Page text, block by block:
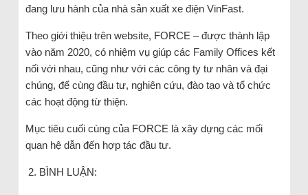
đang lưu hành của nhà sản xuất xe điện VinFast.
Theo giới thiệu trên website, FORCE – được thành lập
vào năm 2020, có nhiệm vụ giúp các Family Offices kết
nối với nhau, cũng như với các công ty tư nhân và đại
chúng, để cùng đầu tư, nghiên cứu, đào tạo và tổ chức
các hoạt động từ thiện.
Mục tiêu cuối cùng của FORCE là xây dựng các mối
quan hệ dẫn đến hợp tác đầu tư.
BÌNH LUẬN: